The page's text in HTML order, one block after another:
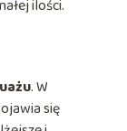
ilości.
. W
się